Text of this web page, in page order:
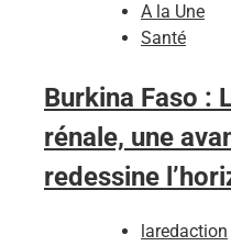
A la Une
Santé
Burkina Faso :
rénale, une
redessine
laredaction